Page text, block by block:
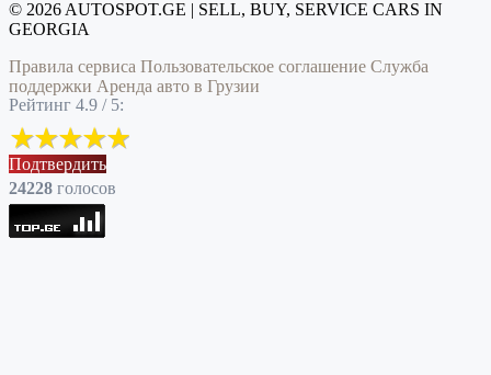
© 2026 AUTOSPOT.GE | SELL, BUY, SERVICE CARS IN
GEORGIA
Правила сервиса Пользовательское соглашение Служба
поддержки Аренда авто в Грузии
Рейтинг 4.9 / 5:
Подтвердить
24228 голоcов